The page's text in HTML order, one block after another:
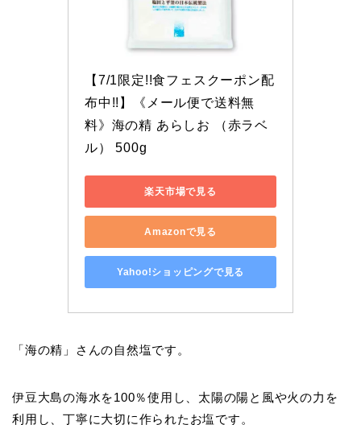
【7/1限定!!食フェスクーポン配
布中!!】《メール便で送料無
料》海の精 あらしお （赤ラベ
ル） 500g
楽天市場で見る
Amazonで見る
Yahoo!ショッピングで見る
「海の精」さんの自然塩です。
伊豆大島の海水を100％使用し、太陽の陽と風や火の力を
利用し、丁寧に大切に作られたお塩です。